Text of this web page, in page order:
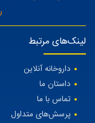
لینک‌های مرتبط
داروخانه آنلاین
داستان ما
تماس با ما
پرسش‌های متداول